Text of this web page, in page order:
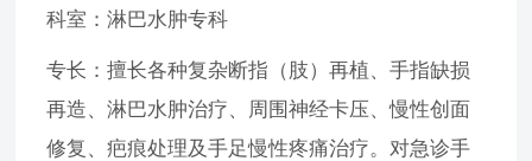
科室：淋巴水肿专科
专长：擅长各种复杂断指（肢）再植、手指缺损
再造、淋巴水肿治疗、周围神经卡压、慢性创面
修复、疤痕处理及手足慢性疼痛治疗。对急诊手